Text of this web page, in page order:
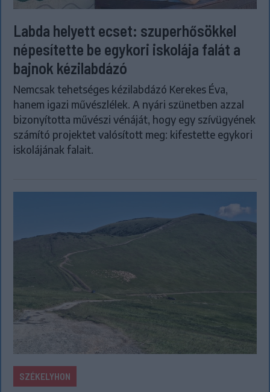
Labda helyett ecset: szuperhősökkel
népesítette be egykori iskolája falát a
bajnok kézilabdázó
Nemcsak tehetséges kézilabdázó Kerekes Éva,
hanem igazi művészlélek. A nyári szünetben azzal
bizonyította művészi vénáját, hogy egy szívügyének
számító projektet valósított meg: kifestette egykori
iskolájának falait.
SZÉKELYHON